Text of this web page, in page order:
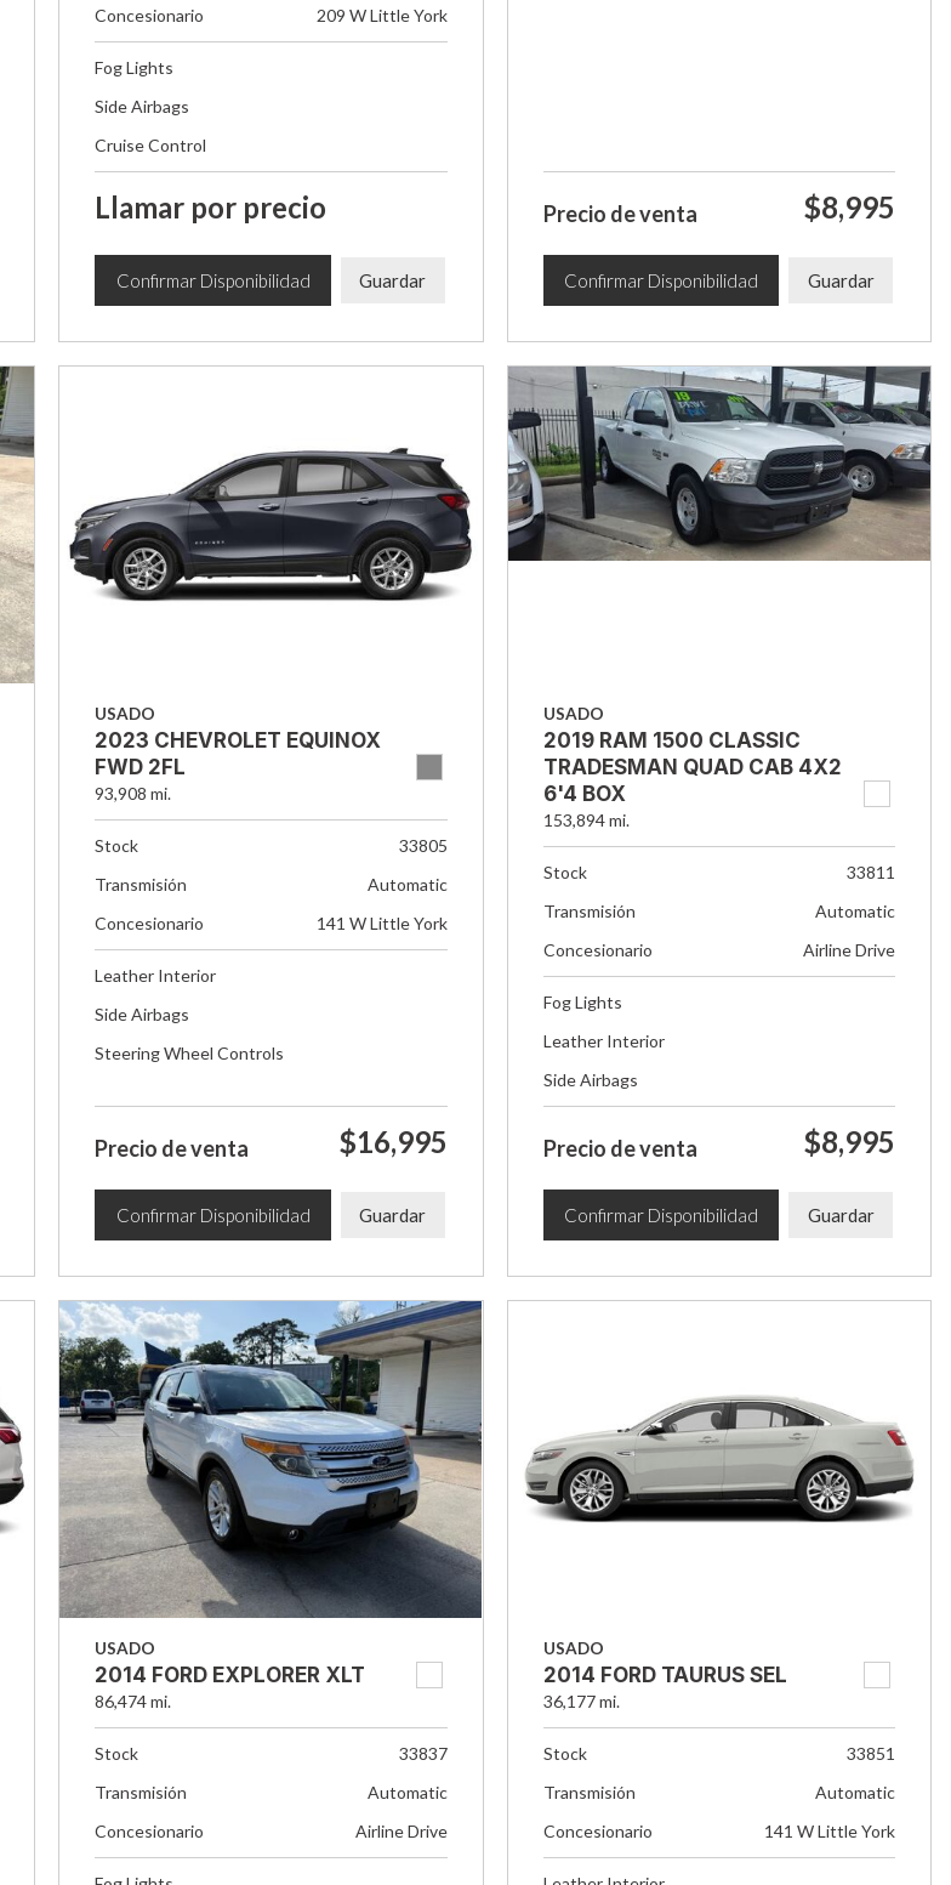
Concesionario
209 W Little York
Fog Lights
Side Airbags
Cruise Control
Llamar por precio
Confirmar Disponibilidad Guardar
Precio de venta $8,995
Confirmar Disponibilidad Guardar
USADO
2023 CHEVROLET EQUINOX
FWD 2FL
93,908 mi.
Stock
33805
Transmisión
Automatic
Concesionario
141 W Little York
Leather Interior
Side Airbags
Steering Wheel Controls
Precio de venta $16,995
Confirmar Disponibilidad Guardar
USADO
2019 RAM 1500 CLASSIC
TRADESMAN QUAD CAB 4X2
6'4 BOX
153,894 mi.
Stock
33811
Transmisión
Automatic
Concesionario
Airline Drive
Fog Lights
Leather Interior
Side Airbags
Precio de venta $8,995
Confirmar Disponibilidad Guardar
USADO
2014 FORD EXPLORER XLT
86,474 mi.
Stock
33837
Transmisión
Automatic
Concesionario
Airline Drive
USADO
2014 FORD TAURUS SEL
36,177 mi.
Stock
33851
Transmisión
Automatic
Concesionario
141 W Little York